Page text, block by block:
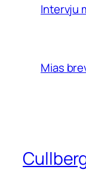
Intervju
Mias